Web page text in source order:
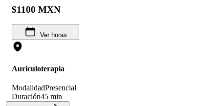
$1100 MXN
Ver horas
Auriculoterapia
ModalidadPresencial
Duración45 min